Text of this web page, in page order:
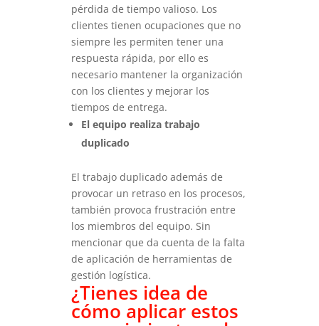
pérdida de tiempo valioso. Los
clientes tienen ocupaciones que no
siempre les permiten tener una
respuesta rápida, por ello es
necesario mantener la organización
con los clientes y mejorar los
tiempos de entrega.
El equipo realiza trabajo
duplicado
El trabajo duplicado además de
provocar un retraso en los procesos,
también provoca frustración entre
los miembros del equipo. Sin
mencionar que da cuenta de la falta
de aplicación de herramientas de
gestión logística.
¿Tienes idea de
cómo aplicar estos